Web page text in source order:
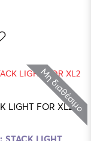
Μη διαθέσιμο
LIGHT FOR XL2
STACK LIGHT